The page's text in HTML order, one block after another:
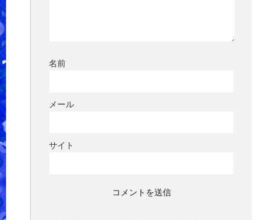
名前
メール
サイト